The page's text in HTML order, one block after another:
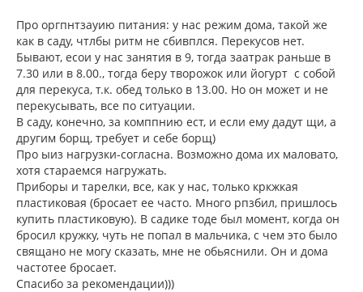
Про оргпнтзауию питания: у нас режим дома, такой же
как в саду, чтлбы ритм не сбивплся. Перекусов нет.
Бывают, есои у нас занятия в 9, тогда заатрак раньше в
7.30 или в 8.00., тогда беру творожок или йогурт с собой
для перекуса, т.к. обед только в 13.00. Но он может и не
перекусывать, все по ситуации.
В саду, конечно, за комппнию ест, и если ему дадут щи, а
другим борщ, требует и себе борщ)
Про ыиз нагрузки-согласна. Возможно дома их маловато,
хотя стараемся нагружать.
Приборы и тарелки, все, как у нас, только кркжкая
пластиковая (бросает ее часто. Много рпзбил, пришлось
купить пластиковую). В садике тоде был момент, когда он
бросил кружку, чуть не попал в мальчика, с чем это было
свящано не могу сказать, мне не обьяснили. Он и дома
частотее бросает.
Спасибо за рекомендации)))